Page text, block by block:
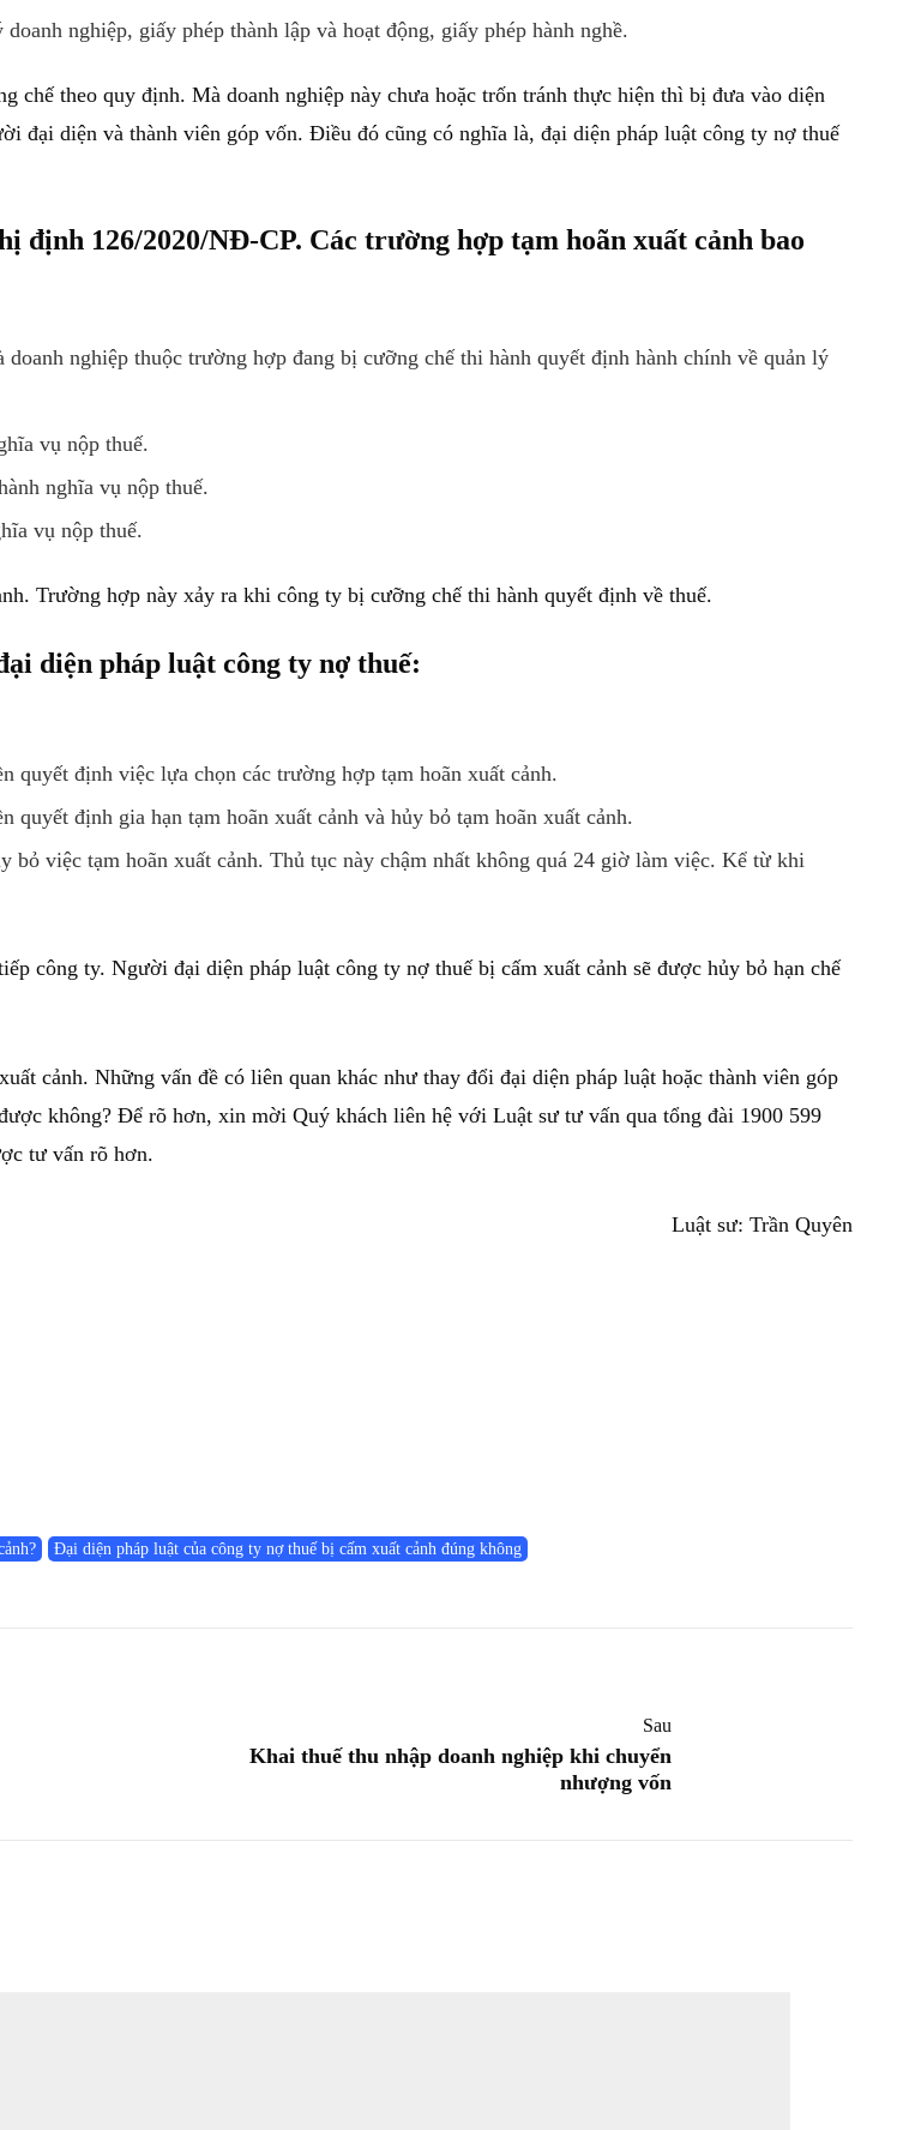
nghiệp, giấy phép thành lập và hoạt động, giấy phép hành nghề.
chế theo quy định. Mà doanh nghiệp này chưa hoặc trốn tránh thực hiện thì bị đưa vào diện
đại diện và thành viên góp vốn. Điều đó cũng có nghĩa là, đại diện pháp luật công ty nợ thuế
định 126/2020/NĐ-CP. Các trường hợp tạm hoãn xuất cảnh bao
nghiệp thuộc trường hợp đang bị cưỡng chế thi hành quyết định hành chính về quản lý
vụ nộp thuế.
nghĩa vụ nộp thuế.
vụ nộp thuế.
Trường hợp này xảy ra khi công ty bị cưỡng chế thi hành quyết định về thuế.
diện pháp luật công ty nợ thuế:
quyết định việc lựa chọn các trường hợp tạm hoãn xuất cảnh.
định gia hạn tạm hoãn xuất cảnh và hủy bỏ tạm hoãn xuất cảnh.
việc tạm hoãn xuất cảnh. Thủ tục này chậm nhất không quá 24 giờ làm việc. Kể từ khi
công ty. Người đại diện pháp luật công ty nợ thuế bị cấm xuất cảnh sẽ được hủy bỏ hạn chế
cảnh. Những vấn đề có liên quan khác như thay đổi đại diện pháp luật hoặc thành viên góp
không? Để rõ hơn, xin mời Quý khách liên hệ với Luật sư tư vấn qua tổng đài 1900 599
tư vấn rõ hơn.
Luật sư: Trần Quyên
Đại diện pháp luật của công ty nợ thuế bị cấm xuất cảnh đúng không
Sau
Khai thuế thu nhập doanh nghiệp khi chuyển
nhượng vốn